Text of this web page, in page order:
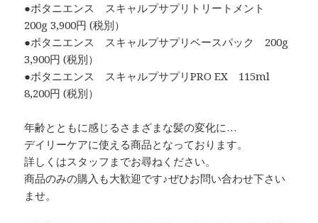
●ボタニエンス スキャルプサプリトリートメント
200g 3,900円 (税別）
●ボタニエンス スキャルプサプリベースパック 200g
3,900円 (税別）
●ボタニエンス スキャルプサプリPRO EX 115ml
8,200円 (税別）
年齢とともに感じるさまざまな髪の変化に…
デイリーケアに使える商品となっております。
詳しくはスタッフまでお尋ねください。
商品のみの購入も大歓迎です♪ぜひお問い合わせ下さい
ませ。